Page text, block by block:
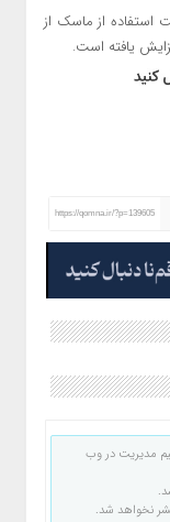
از ماسک از
https://qomna.ir/?p=139605
مدیریت در وب
نخواهد شد.